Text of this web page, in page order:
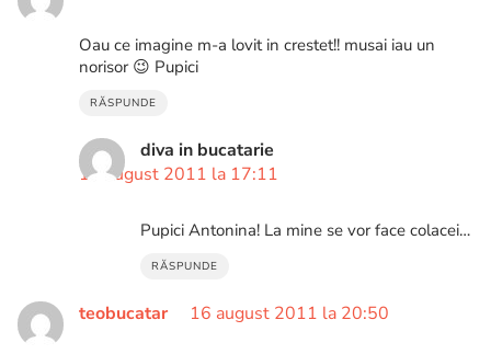
Oau ce imagine m-a lovit in crestet!! musai iau un
norisor 😉 Pupici
RĂSPUNDE
diva in bucatarie
16 august 2011 la 17:11
Pupici Antonina! La mine se vor face colacei…
RĂSPUNDE
teobucatar 16 august 2011 la 20:50